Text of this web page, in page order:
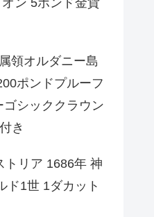
領オルダニー島
ポンドプルーフ
ゴシッククラウン
き
トリア 1686年 神
ド1世 1ダカット